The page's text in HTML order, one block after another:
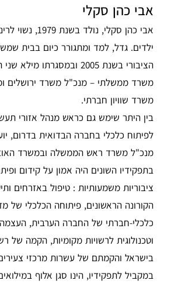
אבי כהן סקלי
אבי כהן סקלי, נולד
ילדים. גדל, למד ומתגורר כיום בבית
הציבורי בשנת 2005 ובמסגרתו
משרד ממשלתי – מנכ"ל משרד ירושלים
משרד שוויון חברתי.
בין היתר שימש גם כראש מנהל אזורי
לפיתוח כלכלי בחברה הבדואית בדרום,
מנכ"ל משרד ראש הממשלה ובמשרד
בתפקידיו השונים היה אמון על קידום
ציבוריות משמעותיות : טיפול באזרחים
הקורונה הראשונים, פיתוחה הכלכלי של
כלכלי-חברתי של החברה הערבית, העצמה
וטכנולוגית לרשויות מקומיות, הקמה של
בישראל והקמתם של עשרות מרכזי צעירים
במקביל לתפקידיו, הינו סגן אלוף